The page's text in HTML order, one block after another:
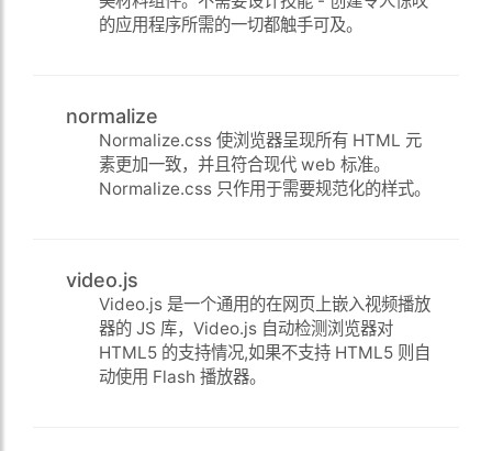
的应用程序所需的一切都触手可及。
normalize
Normalize.css 使浏览器呈现所有 HTML 元
素更加一致，并且符合现代 web 标准。
Normalize.css 只作用于需要规范化的样式。
video.js
Video.js 是一个通用的在网页上嵌入视频播放
器的 JS 库，Video.js 自动检测浏览器对
HTML5 的支持情况,如果不支持 HTML5 则自
动使用 Flash 播放器。